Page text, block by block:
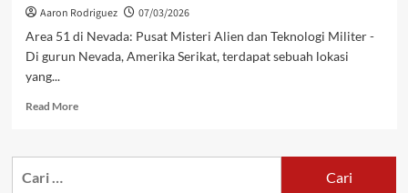
Aaron Rodriguez
07/03/2026
Area 51 di Nevada: Pusat Misteri Alien dan Teknologi Militer -
Di gurun Nevada, Amerika Serikat, terdapat sebuah lokasi
yang...
Read MoreRead
Area